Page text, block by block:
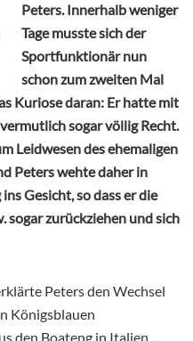
Peters. Innerhalb weniger
Tage musste sich der
Sportfunktionär nun
schon zum zweiten Mal
Kuriose daran: Er hatte mit
sogar völlig Recht.
Leidwesen des ehemaligen
Peters wehte daher in
Gesicht, so dass er die
sogar zurückziehen und sich
Peters den Wechsel
Königsblauen
den Boateng in Italien,